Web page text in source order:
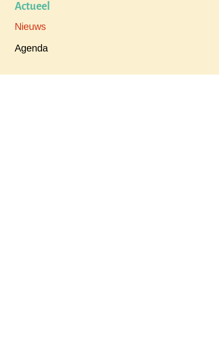
Actueel
Nieuws
Agenda